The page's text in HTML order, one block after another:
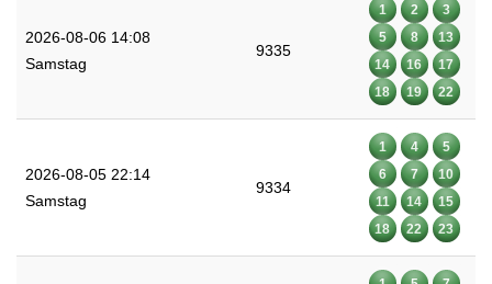
2026-08-06 14:08
Samstag
9335
1 2
3
5
8
13
14
16
17
18
19 22
2026-08-05 22:14
Samstag
9334
1 4
5
6
7
10
11
14
15
18
22 23